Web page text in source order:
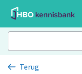
Terug